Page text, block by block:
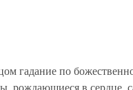
гадание по
рождающиеся в сердце,